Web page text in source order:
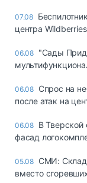
07.08
центра
06.08 "Сады
06.08 Спрос на
после атак на
06.08 В Тверской
фасад
05.08 СМИ:
вместо